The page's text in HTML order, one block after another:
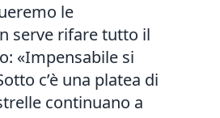
le
serve rifare tutto il
«Impensabile si
c’è una platea di
continuano a